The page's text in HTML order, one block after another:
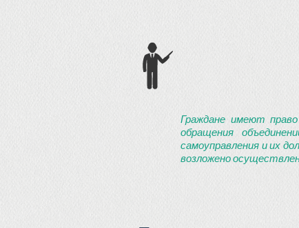
Граждане имеют
обращения
самоуправления и их
возложено